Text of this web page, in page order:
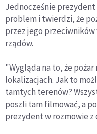
Jednocześnie
problem i twierdzi, że
przez jego
rządów.
"Wygląda na to, że
lokalizacjach. Jak to
tamtych terenów?
poszli tam filmować, a
prezydent w rozmowie z